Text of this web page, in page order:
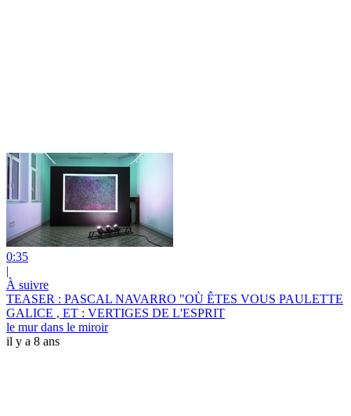
0:35
|
À suivre
TEASER : PASCAL NAVARRO "OÙ ÊTES VOUS PAULETTE
GALICE , ET : VERTIGES DE L'ESPRIT
le mur dans le miroir
il y a 8 ans